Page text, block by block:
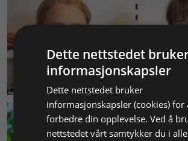
KUNDESERVICE
Dette nettstedet
informasjonskapsler
Dette nettstedet bruker
informasjonskapsler (cookies) for
forbedre din opplevelse. Ved å
nettstedet vårt samtykker du i alle